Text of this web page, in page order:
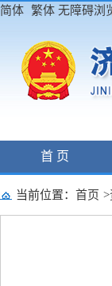
简体 繁体 无障碍浏
首 页
当前位置： 首页 >